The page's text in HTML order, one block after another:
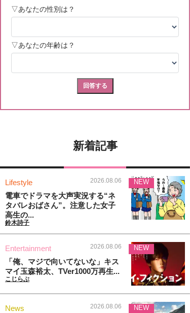
新着記事
Lifestyle 2026.08.06
電車でドラマを大声実況する“ネ
タバレおばさん”。注意した女子
高生の...
鈴木詩子
NEW
Entertainment 2026.08.06
「俺、マジで向いてないな」キス
マイ玉森裕太、TVer1000万再生...
こじらぶ
NEW
News 2026.08.06 NEW